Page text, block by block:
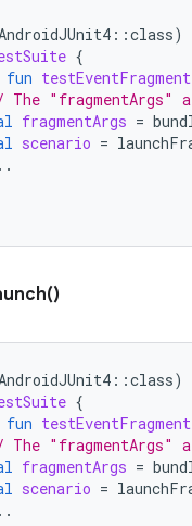
::class)
{
fun testEventFragment
The "fragmentArgs"
fragmentArgs =
scenario =
::class)
{
fun testEventFragment
The "fragmentArgs"
fragmentArgs =
scenario =